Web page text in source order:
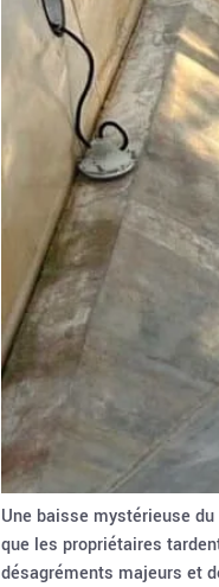
Une baisse mystérieuse
que les propriétaires
désagréments majeurs et